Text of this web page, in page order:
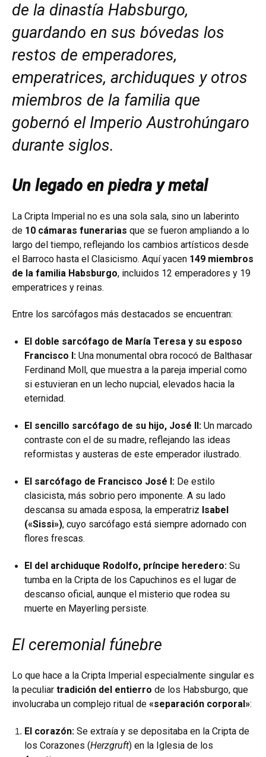
de la dinastía Habsburgo,
guardando en sus bóvedas los
restos de emperadores,
emperatrices, archiduques y otros
miembros de la familia que
gobernó el Imperio Austrohúngaro
durante siglos.
Un legado en piedra y metal
La Cripta Imperial no es una sola sala, sino un laberinto
de 10 cámaras funerarias que se fueron ampliando a lo
largo del tiempo, reflejando los cambios artísticos desde
el Barroco hasta el Clasicismo. Aquí yacen 149 miembros
de la familia Habsburgo, incluidos 12 emperadores y 19
emperatrices y reinas.
Entre los sarcófagos más destacados se encuentran:
El doble sarcófago de María Teresa y su esposo
Francisco I: Una monumental obra rococó de Balthasar
Ferdinand Moll, que muestra a la pareja imperial como
si estuvieran en un lecho nupcial, elevados hacia la
eternidad.
El sencillo sarcófago de su hijo, José II: Un marcado
contraste con el de su madre, reflejando las ideas
reformistas y austeras de este emperador ilustrado.
El sarcófago de Francisco José I: De estilo
clasicista, más sobrio pero imponente. A su lado
descansa su amada esposa, la emperatriz Isabel
(«Sissi»), cuyo sarcófago está siempre adornado con
flores frescas.
El del archiduque Rodolfo, príncipe heredero: Su
tumba en la Cripta de los Capuchinos es el lugar de
descanso oficial, aunque el misterio que rodea su
muerte en Mayerling persiste.
El ceremonial fúnebre
Lo que hace a la Cripta Imperial especialmente singular es
la peculiar tradición del entierro de los Habsburgo, que
involucraba un complejo ritual de «separación corporal»:
El corazón: Se extraía y se depositaba en la Cripta de
los Corazones (Herzgruft) en la Iglesia de los